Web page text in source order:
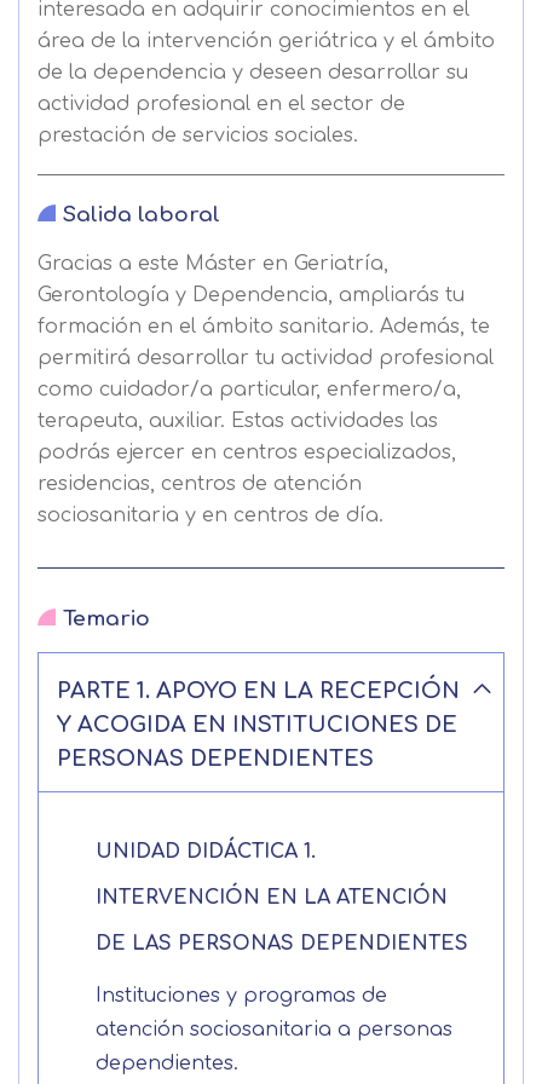
interesada en adquirir conocimientos en el
área de la intervención geriátrica y el ámbito
de la dependencia y deseen desarrollar su
actividad profesional en el sector de
prestación de servicios sociales.
Salida laboral
Gracias a este Máster en Geriatría,
Gerontología y Dependencia, ampliarás tu
formación en el ámbito sanitario. Además, te
permitirá desarrollar tu actividad profesional
como cuidador/a particular, enfermero/a,
terapeuta, auxiliar. Estas actividades las
podrás ejercer en centros especializados,
residencias, centros de atención
sociosanitaria y en centros de día.
Temario
PARTE 1. APOYO EN LA RECEPCIÓN
Y ACOGIDA EN INSTITUCIONES DE
PERSONAS DEPENDIENTES
UNIDAD DIDÁCTICA 1.
INTERVENCIÓN EN LA ATENCIÓN
DE LAS PERSONAS DEPENDIENTES
Instituciones y programas de
atención sociosanitaria a personas
dependientes.
Solicitar
información
Nombre
Solicitar
Nombre
Telefono
Información básica sobre Protección
de Datos .Haz clic aquí
Centro de
preferencia de
privacidad
Utilizamos cookies propias y de terceros
para mejorar nuestros servicios
relacionados con tus preferencias,